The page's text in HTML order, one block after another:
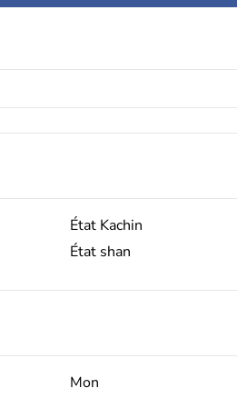
État Kachin
État shan
Mon